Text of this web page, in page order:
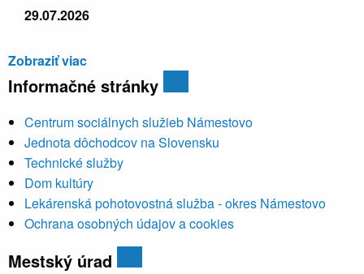
29.07.2026
Zobraziť viac
Informačné stránky
Centrum sociálnych služieb Námestovo
Jednota dôchodcov na Slovensku
Technické služby
Dom kultúry
Lekárenská pohotovostná služba - okres Námestovo
Ochrana osobných údajov a cookies
Mestský úrad